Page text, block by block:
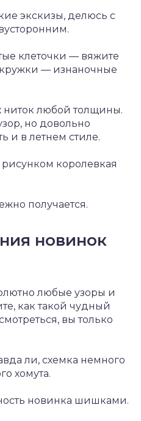
экскизы, делюсь с
клеточки — вяжите
— изнаночные
ниток любой толщины.
но довольно
и в летнем стиле.
королевкая
получается.
новинок
любые узоры и
как такой чудный
вы только
ли, схемка немного
хомута.
новинка шишками.